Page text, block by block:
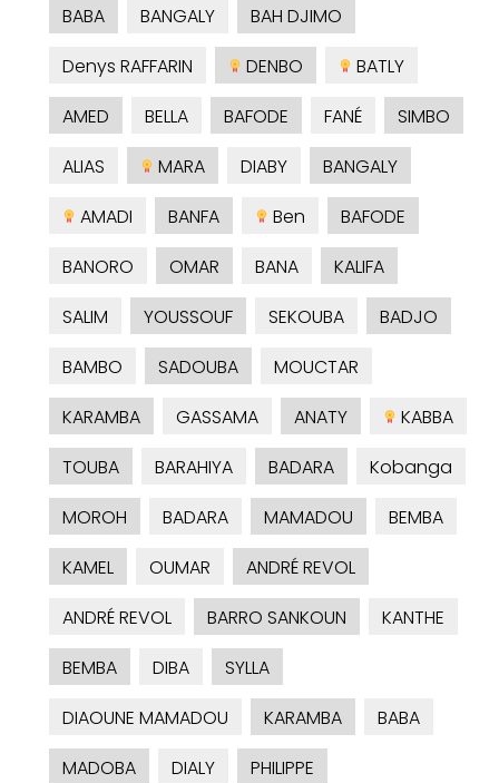
BABA
BANGALY
BAH DJIMO
Denys RAFFARIN
DENBO
BATLY
AMED
BELLA BAFODE FANÉ
SIMBO
ALIAS
MARA DIABY
BANGALY
AMADI
BANFA Ben
BAFODE
BANORO
OMAR BANA
KALIFA
SALIM
YOUSSOUF SEKOUBA
BADJO
BAMBO
SADOUBA
MOUCTAR
KARAMBA
GASSAMA ANATY
KABBA
TOUBA
BARAHIYA BADARA
Kobanga
MOROH
BADARA MAMADOU
BEMBA
KAMEL
OUMAR
ANDRÉ REVOL
ANDRÉ REVOL
BARRO SANKOUN
KANTHE
BEMBA
DIBA
SYLLA
DIAOUNE MAMADOU
KARAMBA
BABA
MADOBA
DIALY
PHILIPPE